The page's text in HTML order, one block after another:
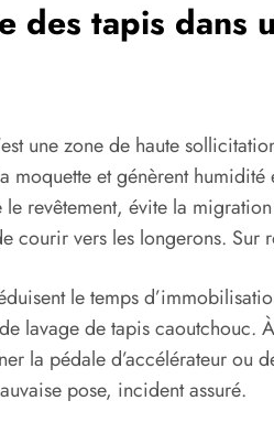
des tapis dans
une zone de haute
moquette et génèrent
revêtement, évite la
courir vers les longerons. Sur
le temps
lavage de tapis caoutchouc.
la pédale d’accélérateur ou
pose, incident assuré.